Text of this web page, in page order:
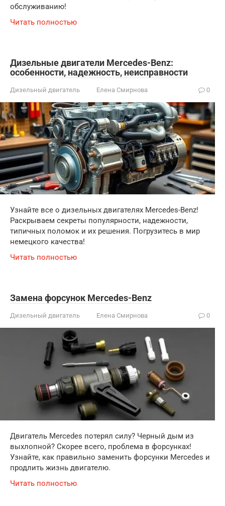
обслуживанию!
Читать полностью
Дизельные двигатели Mercedes-Benz:
особенности, надежность, неисправности
Дизельный двигатель Елена Смирнова 0
Узнайте все о дизельных двигателях Mercedes-Benz!
Раскрываем секреты популярности, надежности,
типичных поломок и их решения. Погрузитесь в мир
немецкого качества!
Читать полностью
Замена форсунок Mercedes-Benz
Дизельный двигатель Елена Смирнова 0
Двигатель Mercedes потерял силу? Черный дым из
выхлопной? Скорее всего, проблема в форсунках!
Узнайте, как правильно заменить форсунки Mercedes и
продлить жизнь двигателю.
Читать полностью